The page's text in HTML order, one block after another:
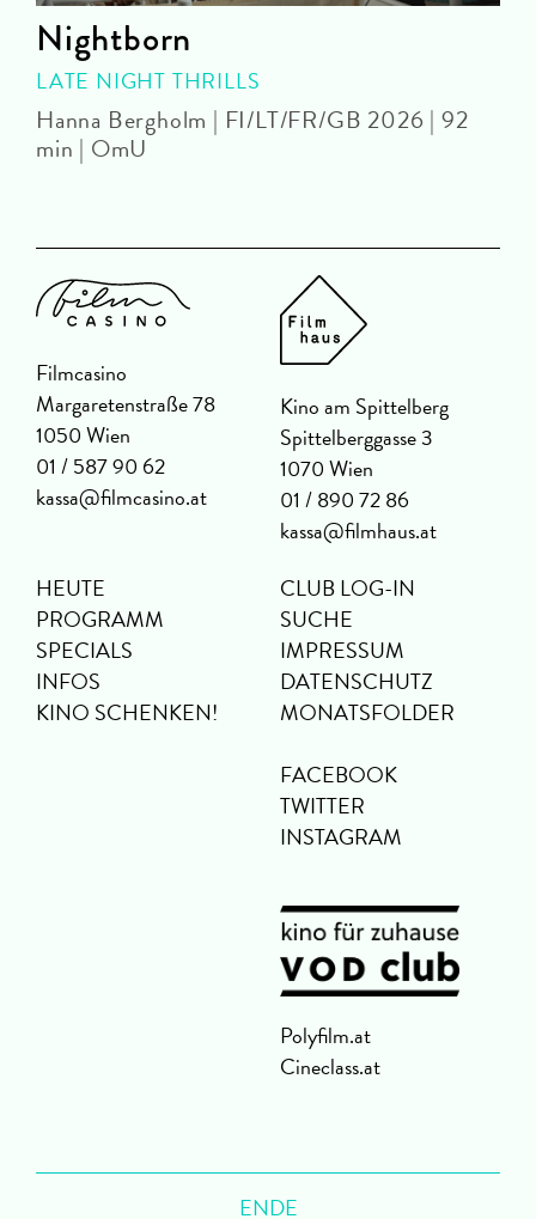
Nightborn
LATE NIGHT THRILLS
Hanna Bergholm | FI/LT/FR/GB 2026 | 92
min | OmU
Filmcasino
Margaretenstraße 78
1050 Wien
01 / 587 90 62
kassa@filmcasino.at
Kino am Spittelberg
Spittelberggasse 3
1070 Wien
01 / 890 72 86
kassa@filmhaus.at
HEUTE
PROGRAMM
SPECIALS
INFOS
KINO SCHENKEN!
CLUB LOG-IN
SUCHE
IMPRESSUM
DATENSCHUTZ
MONATSFOLDER
FACEBOOK
TWITTER
INSTAGRAM
Polyfilm.at
Cineclass.at
ENDE